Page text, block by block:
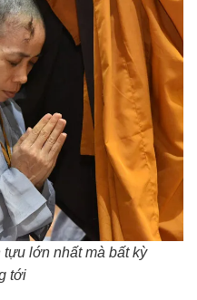
lớn nhất mà bất kỳ
tới